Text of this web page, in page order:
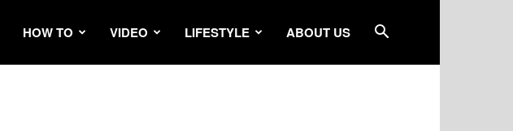
HOW TO VIDEO LIFESTYLE ABOUT US